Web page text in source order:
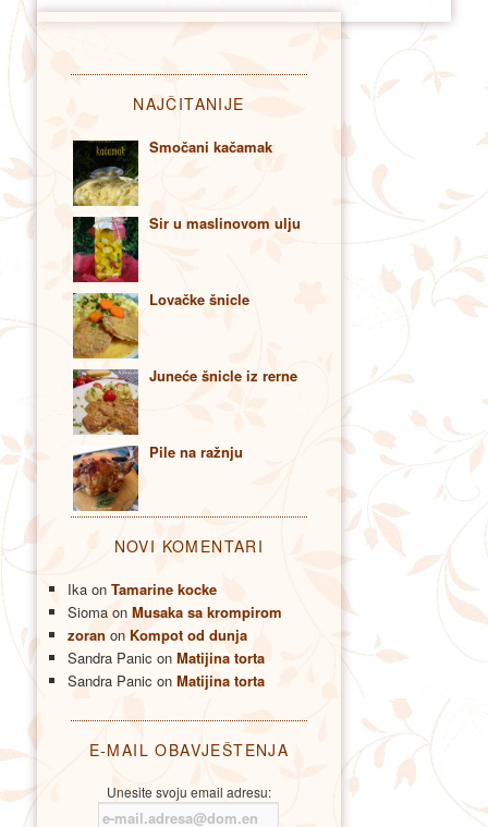
NAJČITANIJE
Smočani kačamak
Sir u maslinovom ulju
Lovačke šnicle
Juneće šnicle iz rerne
Pile na ražnju
NOVI KOMENTARI
Ikaon Tamarine kocke
Siomaon Musaka sa krompirom
zoran on Kompot od dunja
Sandra Panic on Matijina torta
Sandra Panic on Matijina torta
E-MAIL OBAVJEŠTENJA
Unesite svoju email adresu: